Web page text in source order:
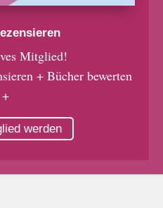
Mitglied!
+ Bücher bewerten
+
werden